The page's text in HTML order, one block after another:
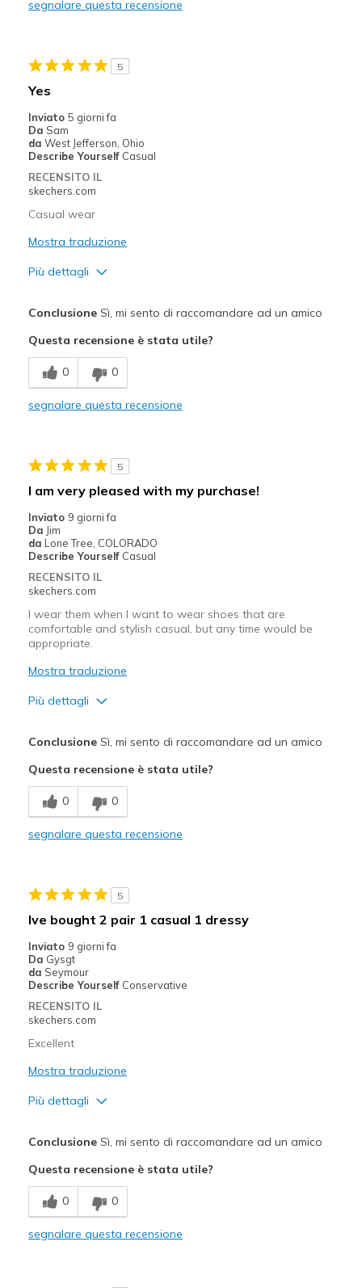
segnalare questa recensione
5
Yes
Inviato 5 giorni fa
Da Sam
da West Jefferson, Ohio
Describe Yourself Casual
RECENSITO IL
skechers.com
Casual wear
Mostra traduzione
Più dettagli
Breathe Well
Comfortable
Width
Feels true to width
Sizing
Feels true to size
View On Shoes
ConclusioneSì, mi sento di raccomandare ad un amico
Questa recensione è stata utile?
0 0
segnalare questa recensione
5
I am very pleased with my purchase!
Inviato 9 giorni fa
Da Jim
da Lone Tree, COLORADO
Describe Yourself Casual
RECENSITO IL
skechers.com
I wear them when I want to wear shoes that are
comfortable and stylish casual, but any time would be
appropriate.
Mostra traduzione
Più dettagli
Comfortable
Durable
Casual Wear
Travel
Width
Sizing
View On Shoes
ConclusioneSì, mi sento di raccomandare ad un amico
Questa recensione è stata utile?
0 0
segnalare questa recensione
5
Ive bought 2 pair 1 casual 1 dressy
Inviato 9 giorni fa
Da Gysgt
da Seymour
Describe Yourself Conservative
RECENSITO IL
skechers.com
Excellent
Mostra traduzione
Più dettagli
Breathe Well
Comfortable
ConclusioneSì, mi sento di raccomandare ad un amico
Questa recensione è stata utile?
0 0
segnalare questa recensione